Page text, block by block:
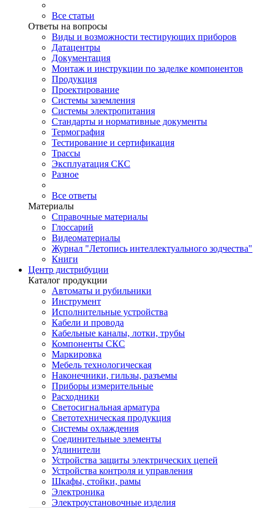
Все статьи
Ответы на вопросы
Виды и возможности тестирующих приборов
Датацентры
Документация
Монтаж и инструкции по заделке компонентов
Продукция
Проектирование
Системы заземления
Системы электропитания
Стандарты и нормативные документы
Термография
Тестирование и сертификация
Трассы
Эксплуатация СКС
Разное
Все ответы
Материалы
Справочные материалы
Глоссарий
Видеоматериалы
Журнал "Летопись интеллектуального зодчества"
Книги
Центр дистрибуции
Каталог продукции
Автоматы и рубильники
Инструмент
Исполнительные устройства
Кабели и провода
Кабельные каналы, лотки, трубы
Компоненты СКС
Маркировка
Мебель технологическая
Наконечники, гильзы, разъемы
Приборы измерительные
Расходники
Светосигнальная арматура
Светотехническая продукция
Системы охлаждения
Соединительные элементы
Удлинители
Устройства защиты электрических цепей
Устройства контроля и управления
Шкафы, стойки, рамы
Электроника
Электроустановочные изделия